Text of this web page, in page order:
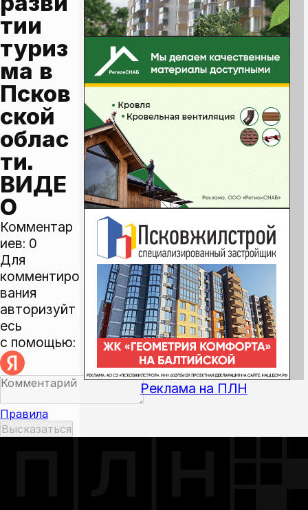
тии
туриз
ма в
Псков
ской
облас
ти.
ВИДЕ
О
Комментар
иев: 0
Для
комментиро
вания
авторизуйт
есь
с помощью:
Правила
Реклама на ПЛН